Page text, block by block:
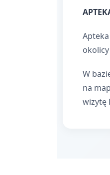
W
na
wizytę